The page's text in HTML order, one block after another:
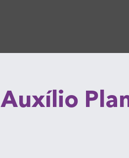
Auxílio